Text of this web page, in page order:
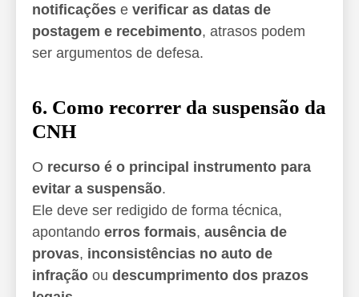
notificações e verificar as datas de
postagem e recebimento, atrasos podem
ser argumentos de defesa.
6. Como recorrer da suspensão da
CNH
O recurso é o principal instrumento para
evitar a suspensão.
Ele deve ser redigido de forma técnica,
apontando erros formais, ausência de
provas, inconsistências no auto de
infração ou descumprimento dos prazos